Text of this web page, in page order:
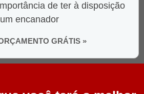
de ter à disposição
um encanador
GRÁTIS »